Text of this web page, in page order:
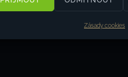
Zásady cookies